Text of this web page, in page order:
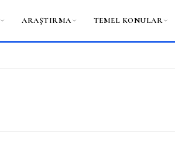
ARAŞTIRMA TEMEL KONULAR